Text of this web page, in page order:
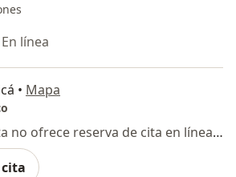
En línea
• Mapa
Este especialista no ofrece reserva de cita en línea en esta dirección.